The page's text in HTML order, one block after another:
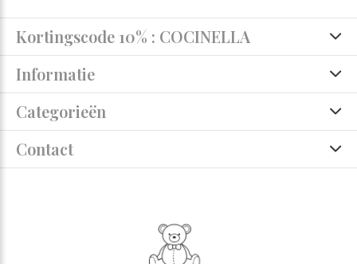
Kortingscode 10% : COCINELLA
Informatie
Categorieën
Contact